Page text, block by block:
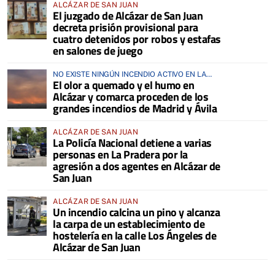
ALCÁZAR DE SAN JUAN
El juzgado de Alcázar de San Juan
decreta prisión provisional para
cuatro detenidos por robos y estafas
en salones de juego
NO EXISTE NINGÚN INCENDIO ACTIVO EN LA
COMARCA
El olor a quemado y el humo en
Alcázar y comarca proceden de los
grandes incendios de Madrid y Ávila
ALCÁZAR DE SAN JUAN
La Policía Nacional detiene a varias
personas en La Pradera por la
agresión a dos agentes en Alcázar de
San Juan
ALCÁZAR DE SAN JUAN
Un incendio calcina un pino y alcanza
la carpa de un establecimiento de
hostelería en la calle Los Ángeles de
Alcázar de San Juan